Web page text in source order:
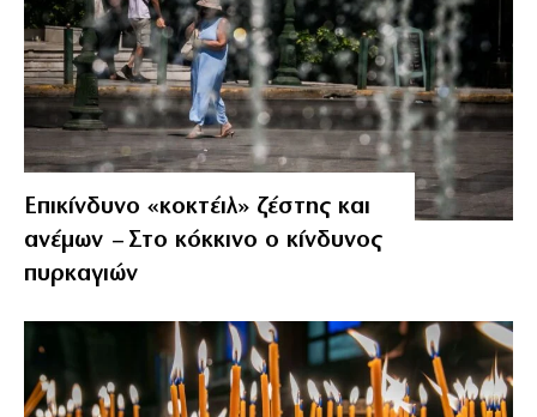
Επικίνδυνο «κοκτέιλ» ζέστης και
ανέμων – Στο κόκκινο ο κίνδυνος
πυρκαγιών